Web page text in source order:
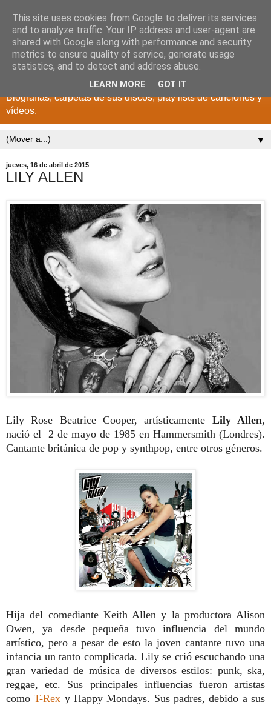
DISCOS PARA EL
RECUERDO
CANTANTES Y GRUPOS DE LOS AÑOS 1950 a 2022.
Biografías, carpetas de sus discos, play lists de canciones y
vídeos.
▼
jueves, 16 de abril de 2015
LILY ALLEN
Lily Rose Beatrice Cooper, artísticamente Lily Allen,
nació el 2 de mayo de 1985 en Hammersmith (Londres).
Cantante británica de pop y synthpop, entre otros géneros.
Hija del comediante Keith Allen y la productora Alison
Owen, ya desde pequeña tuvo influencia del mundo
artístico, pero a pesar de esto la joven cantante tuvo una
infancia un tanto complicada. Lily se crió escuchando una
gran variedad de música de diversos estilos: punk, ska,
reggae, etc. Sus principales influencias fueron artistas
comoT-Rex y Happy Mondays. Sus padres, debido a sus
This site uses cookies from Google to deliver its services
and to analyze traffic. Your IP address and user-agent are
shared with Google along with performance and security
metrics to ensure quality of service, generate usage
statistics, and to detect and address abuse.
LEARN MORE GOT IT